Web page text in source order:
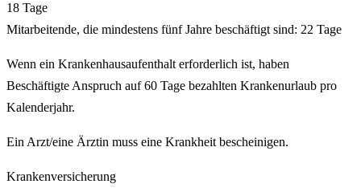
18 Tage
Mitarbeitende, die mindestens fünf Jahre beschäftigt sind: 22 Tage
Wenn ein Krankenhausaufenthalt erforderlich ist, haben
Beschäftigte Anspruch auf 60 Tage bezahlten Krankenurlaub pro
Kalenderjahr.
Ein Arzt/eine Ärztin muss eine Krankheit bescheinigen.
Krankenversicherung